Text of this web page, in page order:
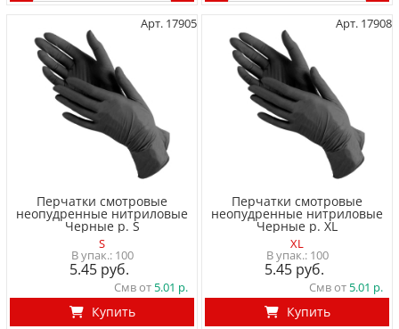
Арт. 17905
Перчатки смотровые
неопудренные нитриловые
Черные р. S
S
100
5.45
Смв от 5.01
Купить
Арт. 17908
Перчатки смотровые
неопудренные нитриловые
Черные р. XL
XL
100
5.45
Смв от 5.01
Купить